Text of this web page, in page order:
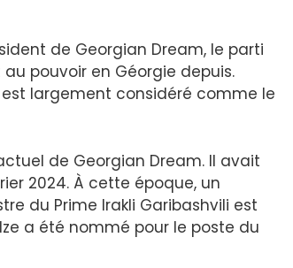
de Georgian Dream, le parti
pouvoir en Géorgie depuis.
largement considéré comme le
de Georgian Dream. Il avait
2024. À cette époque, un
du Prime Irakli Garibashvili est
a été nommé pour le poste du